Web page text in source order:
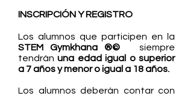
INSCRIPCIÓN Y REGISTRO
Los alumnos que participen en la
STEM Gymkhana ®©
siempre
tendránuna edadigual o superior
a 7 años y menor o igual a 18 años.
Los alumnos deberán contar con